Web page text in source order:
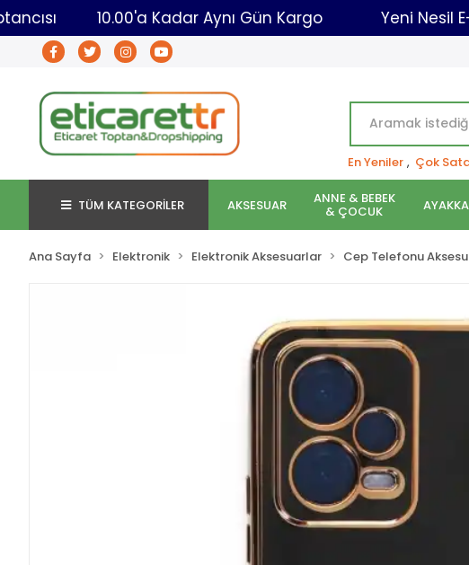
Toptancısı 10.00'a Kadar Aynı Gün Kargo
En Yeniler , Çok
TÜM KATEGORİLER AKSESUAR ANNE & BEBEK
& ÇOCUK
Ana Sayfa Elektronik Elektronik Aksesuarlar Cep Telefonu